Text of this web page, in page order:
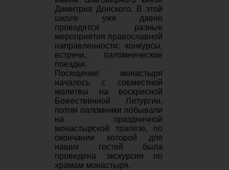
Димитрия Донского. В этой
школе уже давно
проводятся разные
мероприятия православной
направленности: конкурсы,
встречи, паломнические
поездки.
Посещение монастыря
началось с совместной
молитвы на воскресной
Божественной Литургии,
потом паломники побывали
на праздничной
монастырской трапезе, по
окончании которой для
наших гостей была
проведена экскурсия по
храмам монастыря.